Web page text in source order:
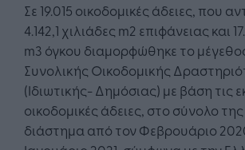
Σε 19.015 οικοδομικές άδειες, που
4.142,1 χιλιάδες m2 επιφάνειας και
m3 όγκου διαμορφώθηκε το
Συνολικής Οικοδομικής
(Ιδιωτικής- Δημόσιας) με βάση τις
οικοδομικές άδειες, στο σύνολο
διάστημα από τον Φεβρουάριο